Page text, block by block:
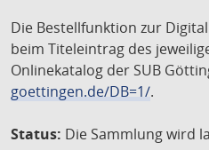
Die Bestellfunktion zur
beim Titeleintrag des
Onlinekatalog der SUB
goettingen.de/DB=1/.
Status: Die Sammlung wird